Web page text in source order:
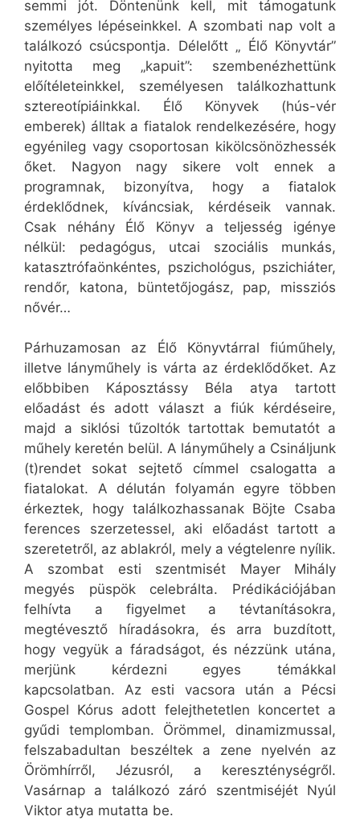
semmi jót. Döntenünk kell, mit támogatunk
személyes lépéseinkkel. A szombati nap volt a
találkozó csúcspontja. Délelőtt „ Élő Könyvtár”
nyitotta meg „kapuit”: szembenézhettünk
előítéleteinkkel, személyesen találkozhattunk
sztereotípiáinkkal. Élő Könyvek (hús-vér
emberek) álltak a fiatalok rendelkezésére, hogy
egyénileg vagy csoportosan kikölcsönözhessék
őket. Nagyon nagy sikere volt ennek a
programnak, bizonyítva, hogy a fiatalok
érdeklődnek, kíváncsiak, kérdéseik vannak.
Csak néhány Élő Könyv a teljesség igénye
nélkül: pedagógus, utcai szociális munkás,
katasztrófaönkéntes, pszichológus, pszichiáter,
rendőr, katona, büntetőjogász, pap, missziós
nővér…
Párhuzamosan az Élő Könyvtárral fiúműhely,
illetve lányműhely is várta az érdeklődőket. Az
előbbiben Káposztássy Béla atya tartott
előadást és adott választ a fiúk kérdéseire,
majd a siklósi tűzoltók tartottak bemutatót a
műhely keretén belül. A lányműhely a Csináljunk
(t)rendet sokat sejtető címmel csalogatta a
fiatalokat. A délután folyamán egyre többen
érkeztek, hogy találkozhassanak Böjte Csaba
ferences szerzetessel, aki előadást tartott a
szeretetről, az ablakról, mely a végtelenre nyílik.
A szombat esti szentmisét Mayer Mihály
megyés püspök celebrálta. Prédikációjában
felhívta a figyelmet a tévtanításokra,
megtévesztő híradásokra, és arra buzdított,
hogy vegyük a fáradságot, és nézzünk utána,
merjünk kérdezni egyes témákkal
kapcsolatban. Az esti vacsora után a Pécsi
Gospel Kórus adott felejthetetlen koncertet a
gyűdi templomban. Örömmel, dinamizmussal,
felszabadultan beszéltek a zene nyelvén az
Örömhírről, Jézusról, a kereszténységről.
Vasárnap a találkozó záró szentmiséjét Nyúl
Viktor atya mutatta be.